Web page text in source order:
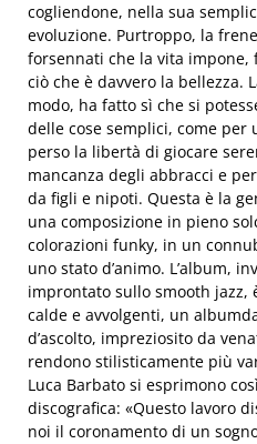
cogliendone, nella sua
evoluzione. Purtroppo, la
forsennati che la vita impone,
ciò che è davvero la bellezza.
modo, ha fatto sì che si
delle cose semplici, come
perso la libertà di giocare
mancanza degli abbracci e
da figli e nipoti. Questa è la
una composizione in pieno
colorazioni funky, in un
uno stato d’animo. L’album,
improntato sullo smooth jazz,
calde e avvolgenti, un
d’ascolto, impreziosito da
rendono stilisticamente più
Luca Barbato si esprimono
discografica: «Questo lavoro
noi il coronamento di un